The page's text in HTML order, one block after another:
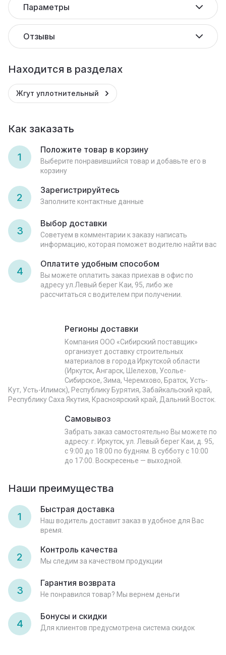
Параметры
Отзывы
Находится в разделах
Жгут уплотнительный
Как заказать
1
Положите товар в корзину
Выберите понравившийся товар и добавьте его в
корзину
2
Зарегистрируйтесь
Заполните контактные данные
3
Выбор доставки
Советуем в комментарии к заказу написать
информацию, которая поможет водителю найти вас
4
Оплатите удобным способом
Вы можете оплатить заказ приехав в офис по
адресу ул.Левый берег Каи, 95, либо же
рассчитаться с водителем при получении.
Регионы доставки
Компания ООО «Сибирский поставщик»
организует доставку строительных
материалов в города Иркутской области
(Иркутск, Ангарск, Шелехов, Усолье-
Сибирское, Зима, Черемхово, Братск, Усть-
Кут, Усть-Илимск), Республику Бурятия, Забайкальский край,
Республику Саха Якутия, Красноярский край, Дальний Восток.
Самовывоз
Забрать заказ самостоятельно Вы можете по
адресу: г. Иркутск, ул. Левый берег Каи, д. 95,
с 9:00 до 18:00 по будням. В субботу с 10:00
до 17:00. Воскресенье — выходной.
Наши преимущества
1
Быстрая доставка
Наш водитель доставит заказ в удобное для Вас
время.
2
Контроль качества
Мы следим за качеством продукции
3
Гарантия возврата
Не понравился товар? Мы вернем деньги
4
Бонусы и скидки
Для клиентов предусмотрена система скидок